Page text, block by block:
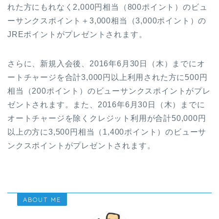
れた方にもれなく2,000円相当（800ポイント）のビュ
ーサンクスポイント＋3,000相当（3,000ポイント）の
JREポイントがプレゼントされます。
さらに、新規入会後、2016年6月30日（木）までにオ
ートチャージを合計3,000円以上利用された方に500円
相当（200ポイント）のビューサンクスポイントがプレ
ゼントされます。また、2016年6月30日（木）までに
オートチャージを除くクレジット利用が合計50,000円
以上の方に3,500円相当（1,400ポイント）のビューサ
ンクスポイントがプレゼントされます。
ABOUT ME